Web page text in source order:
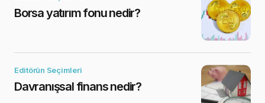
Borsa yatırım fonu nedir?
Editörün Seçimleri
Davranışsal finans nedir?